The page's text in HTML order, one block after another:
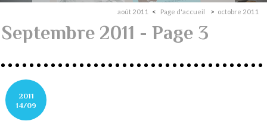
août 2011 Page d'accueil octobre 2011
Septembre 2011 - Page 3
2011
14/09